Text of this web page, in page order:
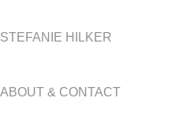
STEFANIE HILKER
ABOUT & CONTACT